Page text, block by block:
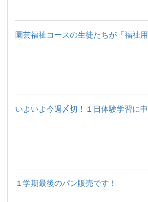
いよいよ今週〆切！１日体験学習に
１学期最後のパン販売です！